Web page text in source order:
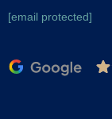
[email protected]